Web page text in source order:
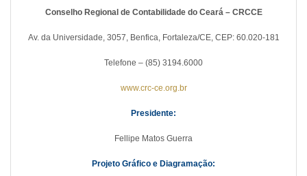
Conselho Regional de Contabilidade do Ceará – CRCCE
Av. da Universidade, 3057, Benfica, Fortaleza/CE, CEP: 60.020-181
Telefone – (85) 3194.6000
www.crc-ce.org.br
Presidente:
Fellipe Matos Guerra
Projeto Gráfico e Diagramação: